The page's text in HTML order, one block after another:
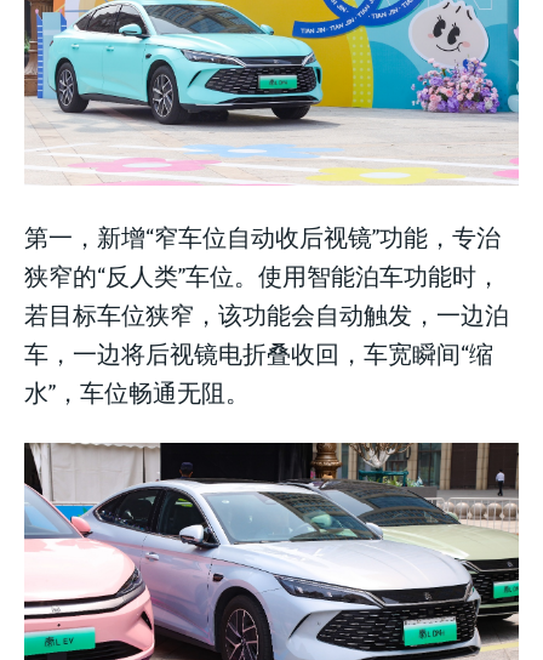
第一，新增“窄车位自动收后视镜”功能，专治
狭窄的“反人类”车位。使用智能泊车功能时，
若目标车位狭窄，该功能会自动触发，一边泊
车，一边将后视镜电折叠收回，车宽瞬间“缩
水”，车位畅通无阻。